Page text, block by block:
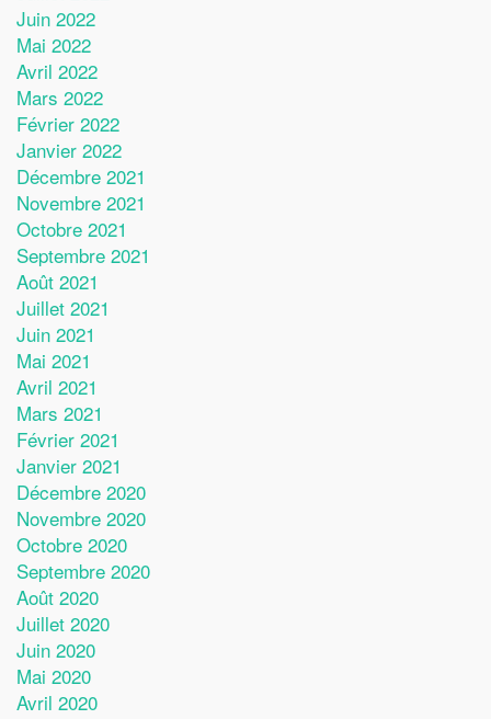
Juin 2022
Mai 2022
Avril 2022
Mars 2022
Février 2022
Janvier 2022
Décembre 2021
Novembre 2021
Octobre 2021
Septembre 2021
Août 2021
Juillet 2021
Juin 2021
Mai 2021
Avril 2021
Mars 2021
Février 2021
Janvier 2021
Décembre 2020
Novembre 2020
Octobre 2020
Septembre 2020
Août 2020
Juillet 2020
Juin 2020
Mai 2020
Avril 2020